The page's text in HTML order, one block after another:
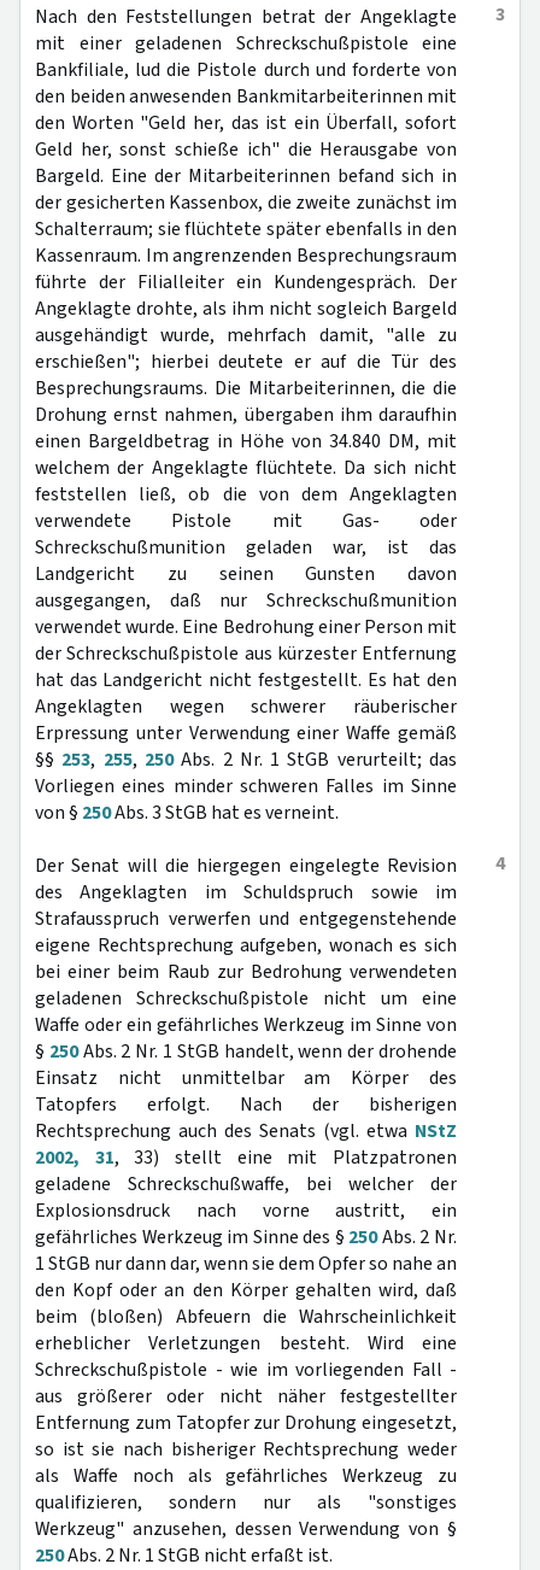
3
Nach den Feststellungen betrat der Angeklagte
mit einer geladenen Schreckschußpistole eine
Bankfiliale, lud die Pistole durch und forderte von
den beiden anwesenden Bankmitarbeiterinnen mit
den Worten "Geld her, das ist ein Überfall, sofort
Geld her, sonst schieße ich" die Herausgabe von
Bargeld. Eine der Mitarbeiterinnen befand sich in
der gesicherten Kassenbox, die zweite zunächst im
Schalterraum; sie flüchtete später ebenfalls in den
Kassenraum. Im angrenzenden Besprechungsraum
führte der Filialleiter ein Kundengespräch. Der
Angeklagte drohte, als ihm nicht sogleich Bargeld
ausgehändigt wurde, mehrfach damit, "alle zu
erschießen"; hierbei deutete er auf die Tür des
Besprechungsraums. Die Mitarbeiterinnen, die die
Drohung ernst nahmen, übergaben ihm daraufhin
einen Bargeldbetrag in Höhe von 34.840 DM, mit
welchem der Angeklagte flüchtete. Da sich nicht
feststellen ließ, ob die von dem Angeklagten
verwendete Pistole mit Gas- oder
Schreckschußmunition geladen war, ist das
Landgericht zu seinen Gunsten davon
ausgegangen, daß nur Schreckschußmunition
verwendet wurde. Eine Bedrohung einer Person mit
der Schreckschußpistole aus kürzester Entfernung
hat das Landgericht nicht festgestellt. Es hat den
Angeklagten wegen schwerer räuberischer
Erpressung unter Verwendung einer Waffe gemäß
§§ 253, 255, 250Abs. 2 Nr. 1 StGB verurteilt; das
Vorliegen eines minder schweren Falles im Sinne
von § 250Abs. 3 StGB hat es verneint.
4
Der Senat will die hiergegen eingelegte Revision
des Angeklagten im Schuldspruch sowie im
Strafausspruch verwerfen und entgegenstehende
eigene Rechtsprechung aufgeben, wonach es sich
bei einer beim Raub zur Bedrohung verwendeten
geladenen Schreckschußpistole nicht um eine
Waffe oder ein gefährliches Werkzeug im Sinne von
§ 250Abs. 2 Nr. 1 StGB handelt, wenn der drohende
Einsatz nicht unmittelbar am Körper des
Tatopfers erfolgt. Nach der bisherigen
Rechtsprechung auch des Senats (vgl. etwa NStZ
2002, 31, 33) stellt eine mit Platzpatronen
geladene Schreckschußwaffe, bei welcher der
Explosionsdruck nach vorne austritt, ein
gefährliches Werkzeug im Sinne des § 250Abs. 2 Nr.
1 StGB nur dann dar, wenn sie dem Opfer so nahe an
den Kopf oder an den Körper gehalten wird, daß
beim (bloßen) Abfeuern die Wahrscheinlichkeit
erheblicher Verletzungen besteht. Wird eine
Schreckschußpistole - wie im vorliegenden Fall -
aus größerer oder nicht näher festgestellter
Entfernung zum Tatopfer zur Drohung eingesetzt,
so ist sie nach bisheriger Rechtsprechung weder
als Waffe noch als gefährliches Werkzeug zu
qualifizieren, sondern nur als "sonstiges
Werkzeug" anzusehen, dessen Verwendung von §
250Abs. 2 Nr. 1 StGB nicht erfaßt ist.